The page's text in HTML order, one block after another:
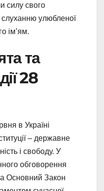
силу свого
улюбленої
ім’ям.
та
28
в Україні
– державне
і свободу. У
обговорення
Основний Закон